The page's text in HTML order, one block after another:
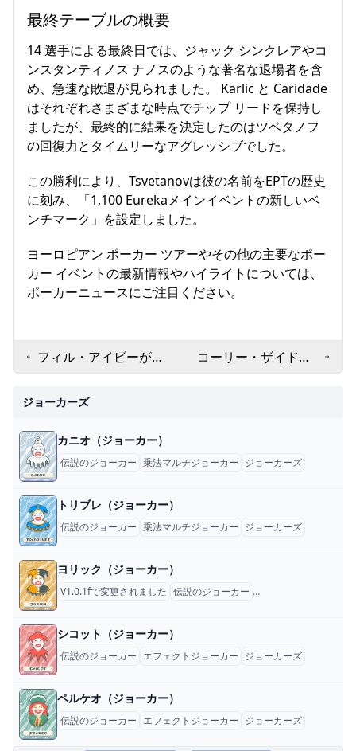
最終テーブルの概要
14 選手による最終日では、ジャック シンクレアやコ
ンスタンティノス ナノスのような著名な退場者を含
め、急速な敗退が見られました。 Karlic と Caridade
はそれぞれさまざまな時点でチップ リードを保持し
ましたが、最終的に結果を決定したのはツベタノフ
の回復力とタイムリーなアグレッシブでした。
この勝利により、Tsvetanovは彼の名前をEPTの歴史
に刻み、「1,100 Eurekaメインイベントの新しいベ
ンチマーク」を設定しました。
ヨーロピアン ポーカー ツアーやその他の主要なポー
カー イベントの最新情報やハイライトについては、
ポーカーニュースにご注目ください。
フィル・アイビーが今
年 12 月にウィン・ラ
スベガスでお祭りミー
コーリー・ザイドマ
ン、スポーツ賭博詐欺
ジョーカーズ
カニオ（ジョーカー）
伝説のジョーカー 乗法マルチジョーカー ジョーカーズ
トリブレ（ジョーカー）
伝説のジョーカー 乗法マルチジョーカー ジョーカーズ
ヨリック（ジョーカー）
V1.0.1fで変更されました 伝説のジョーカー 乗法マルチジョーカー
シコット（ジョーカー）
伝説のジョーカー エフェクトジョーカー ジョーカーズ
ペルケオ（ジョーカー）
伝説のジョーカー エフェクトジョーカー ジョーカーズ